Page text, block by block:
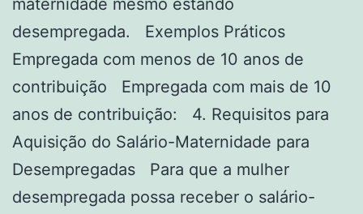
maternidade mesmo estando
desempregada. Exemplos Práticos
Empregada com menos de 10 anos de
contribuição Empregada com mais de 10
anos de contribuição: 4. Requisitos para
Aquisição do Salário-Maternidade para
Desempregadas Para que a mulher
desempregada possa receber o salário-